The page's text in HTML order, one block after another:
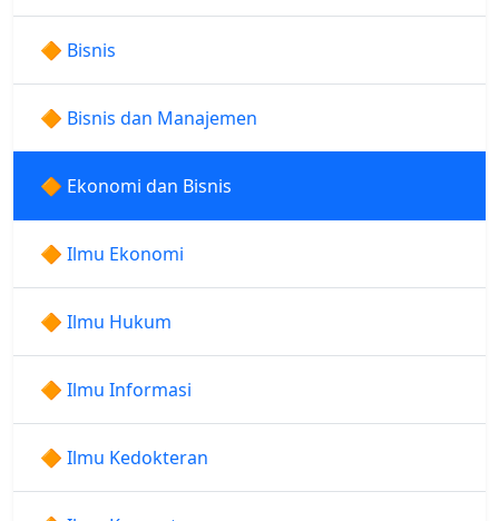
🔶 Bisnis
🔶 Bisnis dan Manajemen
🔶 Ekonomi dan Bisnis
🔶 Ilmu Ekonomi
🔶 Ilmu Hukum
🔶 Ilmu Informasi
🔶 Ilmu Kedokteran